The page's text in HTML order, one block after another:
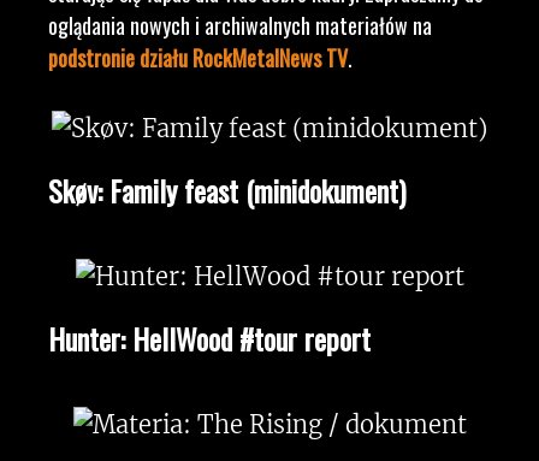
oglądania nowych i archiwalnych materiałów na
podstronie działu RockMetalNews TV.
Skøv: Family feast (minidokument)
Hunter: HellWood #tour report